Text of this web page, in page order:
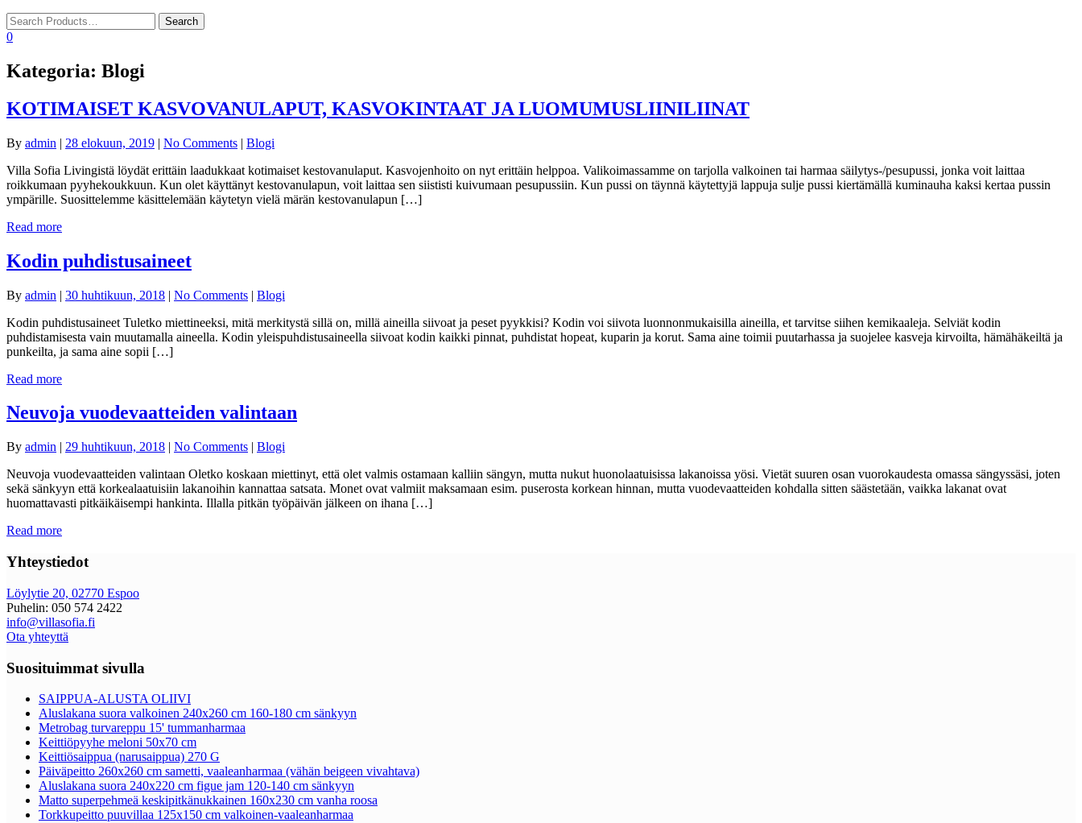
0
Kategoria: Blogi
KOTIMAISET KASVOVANULAPUT, KASVOKINTAAT JA LUOMUMUSLIINILIINAT
By admin | 28 elokuun, 2019 | No Comments | Blogi
Villa Sofia Livingistä löydät erittäin laadukkaat kotimaiset kestovanulaput. Kasvojenhoito on nyt erittäin helppoa. Valikoimassamme on tarjolla valkoinen tai harmaa säilytys-/pesupussi, jonka voit laittaa
roikkumaan pyyhekoukkuun. Kun olet käyttänyt kestovanulapun, voit laittaa sen siististi kuivumaan pesupussiin. Kun pussi on täynnä käytettyjä lappuja sulje pussi kiertämällä kuminauha kaksi kertaa pussin
ympärille. Suosittelemme käsittelemään käytetyn vielä märän kestovanulapun […]
Read more
Kodin puhdistusaineet
By admin | 30 huhtikuun, 2018 | No Comments | Blogi
Kodin puhdistusaineet Tuletko miettineeksi, mitä merkitystä sillä on, millä aineilla siivoat ja peset pyykkisi? Kodin voi siivota luonnonmukaisilla aineilla, et tarvitse siihen kemikaaleja. Selviät kodin
puhdistamisesta vain muutamalla aineella. Kodin yleispuhdistusaineella siivoat kodin kaikki pinnat, puhdistat hopeat, kuparin ja korut. Sama aine toimii puutarhassa ja suojelee kasveja kirvoilta, hämähäkeiltä ja
punkeilta, ja sama aine sopii […]
Read more
Neuvoja vuodevaatteiden valintaan
By admin | 29 huhtikuun, 2018 | No Comments | Blogi
Neuvoja vuodevaatteiden valintaan Oletko koskaan miettinyt, että olet valmis ostamaan kalliin sängyn, mutta nukut huonolaatuisissa lakanoissa yösi. Vietät suuren osan vuorokaudesta omassa sängyssäsi, joten
sekä sänkyyn että korkealaatuisiin lakanoihin kannattaa satsata. Monet ovat valmiit maksamaan esim. puserosta korkean hinnan, mutta vuodevaatteiden kohdalla sitten säästetään, vaikka lakanat ovat
huomattavasti pitkäikäisempi hankinta. Illalla pitkän työpäivän jälkeen on ihana […]
Read more
Yhteystiedot
Löylytie 20, 02770 Espoo
Puhelin: 050 574 2422
info@villasofia.fi
Ota yhteyttä
Suosituimmat sivulla
SAIPPUA-ALUSTA OLIIVI
Aluslakana suora valkoinen 240x260 cm 160-180 cm sänkyyn
Metrobag turvareppu 15' tummanharmaa
Keittiöpyyhe meloni 50x70 cm
Keittiösaippua (narusaippua) 270 G
Päiväpeitto 260x260 cm sametti, vaaleanharmaa (vähän beigeen vivahtava)
Aluslakana suora 240x220 cm figue jam 120-140 cm sänkyyn
Matto superpehmeä keskipitkänukkainen 160x230 cm vanha roosa
Torkkupeitto puuvillaa 125x150 cm valkoinen-vaaleanharmaa